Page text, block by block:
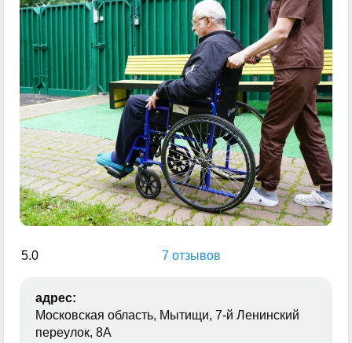
5.0 7 отзывов
адрес:
Московская область, Мытищи, 7-й Ленинский
переулок, 8А